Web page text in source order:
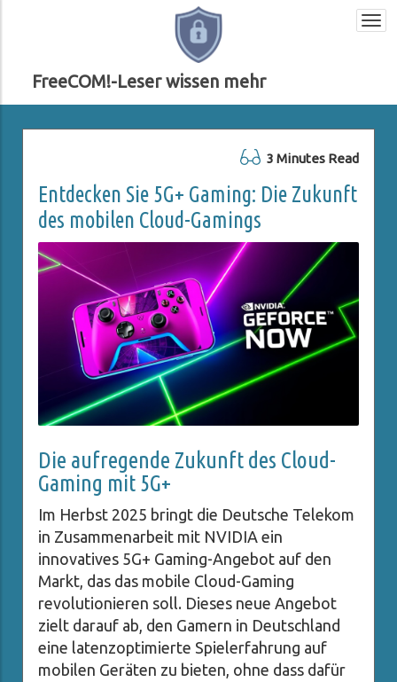
FreeCOM!-Leser wissen mehr
3 Minutes Read
Entdecken Sie 5G+ Gaming: Die Zukunft
des mobilen Cloud-Gamings
Die aufregende Zukunft des Cloud-
Gaming mit 5G+
Im Herbst 2025 bringt die Deutsche Telekom
in Zusammenarbeit mit NVIDIA ein
innovatives 5G+ Gaming-Angebot auf den
Markt, das das mobile Cloud-Gaming
revolutionieren soll. Dieses neue Angebot
zielt darauf ab, den Gamern in Deutschland
eine latenzoptimierte Spielerfahrung auf
mobilen Geräten zu bieten, ohne dass dafür